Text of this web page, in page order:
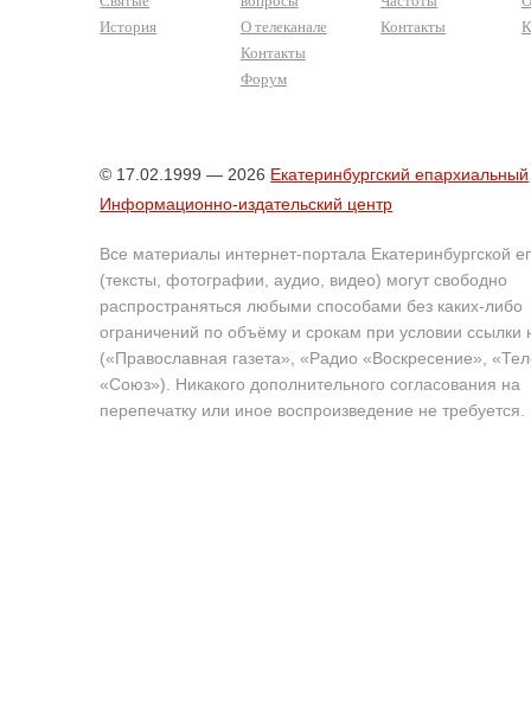
История
О телеканале
Контакты
Форум
Контакты
© 17.02.1999 — 2026 Екатеринбургский епархиальный
Информационно-издательский центр
Все материалы интернет-портала Екатеринбургской
(тексты, фотографии, аудио, видео) могут свободно
распространяться любыми способами без каких-либо
ограничений по объёму и срокам при условии ссылки
(«Православная газета», «Радио «Воскресение»,
«Союз»). Никакого дополнительного согласования на
перепечатку или иное воспроизведение не требуется.